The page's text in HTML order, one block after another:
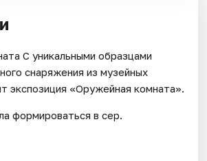
С уникальными образцами
снаряжения из музейных
экспозиция «Оружейная комната».
формироваться в сер.